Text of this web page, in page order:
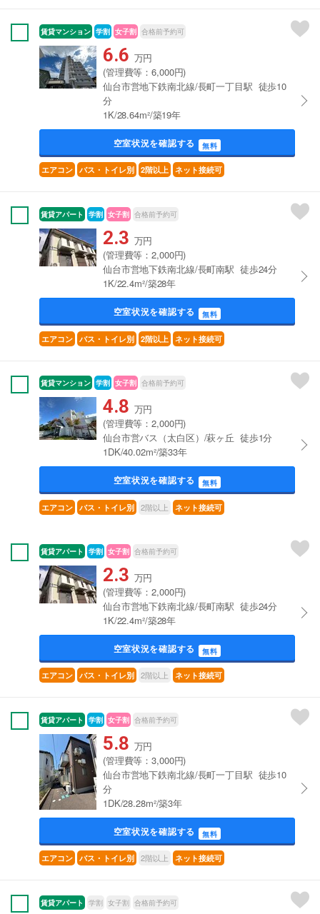
賃貸マンション 学割 女子割 合格前予約可
6.6 万円
(管理費等：6,000円)
仙台市営地下鉄南北線/長町一丁目駅 徒歩10
分
1K/28.64m²/築19年
空室状況を確認する 無料
エアコン バス・トイレ別 2階以上 ネット接続可
賃貸アパート 学割 女子割 合格前予約可
2.3 万円
(管理費等：2,000円)
仙台市営地下鉄南北線/長町南駅 徒歩24分
1K/22.4m²/築28年
空室状況を確認する 無料
エアコン バス・トイレ別 2階以上 ネット接続可
賃貸マンション 学割 女子割 合格前予約可
4.8 万円
(管理費等：2,000円)
仙台市営バス（太白区）/萩ヶ丘 徒歩1分
1DK/40.02m²/築33年
空室状況を確認する 無料
エアコン バス・トイレ別 2階以上 ネット接続可
賃貸アパート 学割 女子割 合格前予約可
2.3 万円
(管理費等：2,000円)
仙台市営地下鉄南北線/長町南駅 徒歩24分
1K/22.4m²/築28年
空室状況を確認する 無料
エアコン バス・トイレ別 2階以上 ネット接続可
賃貸アパート 学割 女子割 合格前予約可
5.8 万円
(管理費等：3,000円)
仙台市営地下鉄南北線/長町一丁目駅 徒歩10
分
1DK/28.28m²/築3年
空室状況を確認する 無料
エアコン バス・トイレ別 2階以上 ネット接続可
賃貸アパート 学割 女子割 合格前予約可